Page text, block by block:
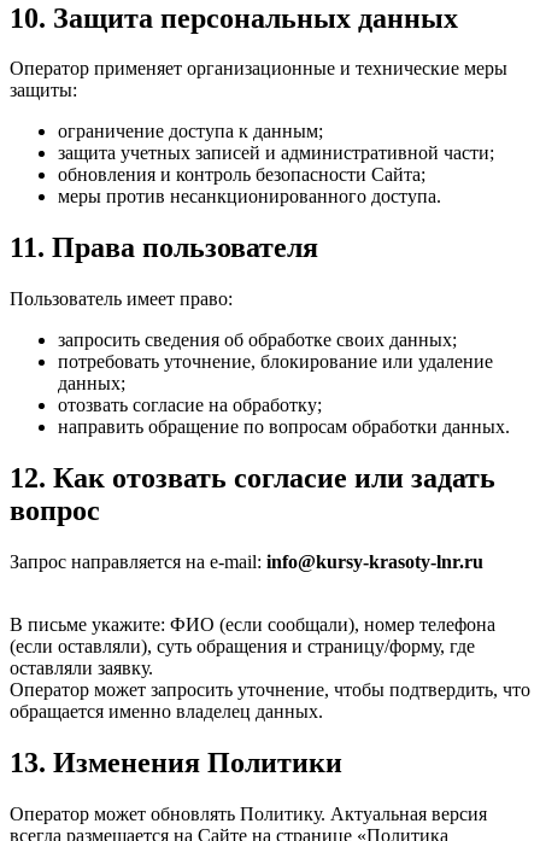
10. Защита персональных данных
Оператор применяет организационные и технические меры
защиты:
ограничение доступа к данным;
защита учетных записей и административной части;
обновления и контроль безопасности Сайта;
меры против несанкционированного доступа.
11. Права пользователя
Пользователь имеет право:
запросить сведения об обработке своих данных;
потребовать уточнение, блокирование или удаление
данных;
отозвать согласие на обработку;
направить обращение по вопросам обработки данных.
12. Как отозвать согласие или задать
вопрос
Запрос направляется на e-mail: info@kursy-krasoty-lnr.ru
В письме укажите: ФИО (если сообщали), номер телефона
(если оставляли), суть обращения и страницу/форму, где
оставляли заявку.
Оператор может запросить уточнение, чтобы подтвердить, что
обращается именно владелец данных.
13. Изменения Политики
Оператор может обновлять Политику. Актуальная версия
всегда размещается на Сайте на странице «Политика